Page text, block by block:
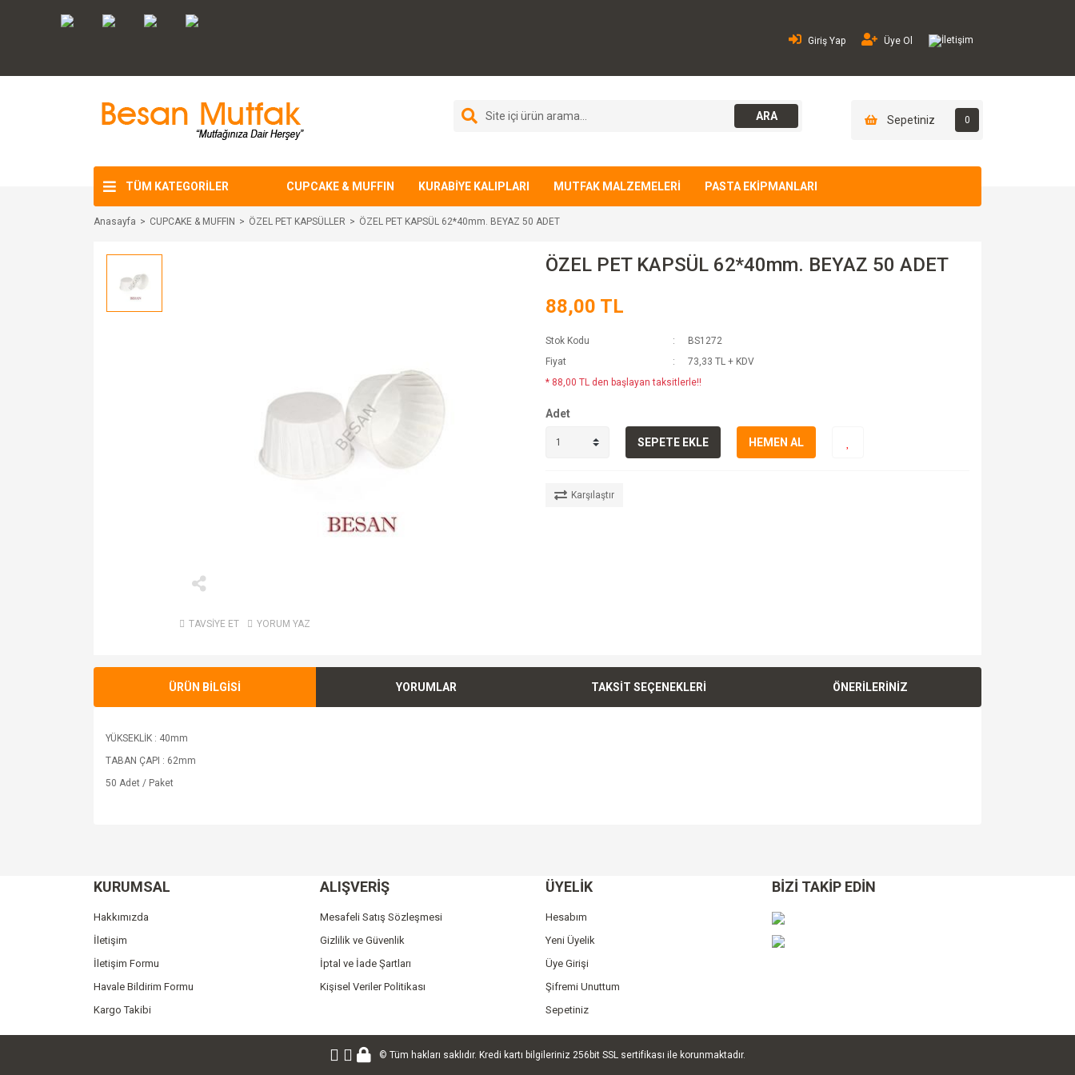
Giriş Yap Üye Ol İletişim
ARA Sepetiniz 0
TÜM KATEGORİLER CUPCAKE & MUFFIN KURABİYE KALIPLARI MUTFAK MALZEMELERİ PASTA EKİPMANLARI
Anasayfa CUPCAKE & MUFFIN ÖZEL PET KAPSÜLLER ÖZEL PET KAPSÜL 62*40mm. BEYAZ 50 ADET
TAVSİYE ET YORUM YAZ
ÖZEL PET KAPSÜL 62*40mm. BEYAZ 50 ADET
88,00 TL
Stok Kodu
BS1272
Fiyat
73,33 TL + KDV
* 88,00 TL den başlayan taksitlerle!!
Adet
SEPETE EKLE HEMEN AL
Karşılaştır
ÜRÜN BİLGİSİ YORUMLAR TAKSİT SEÇENEKLERİ ÖNERİLERİNİZ
YÜKSEKLİK : 40mm
TABAN ÇAPI : 62mm
50 Adet / Paket
Ürün resmi kalitesiz, bozuk veya görüntülenemiyor.
KURUMSAL
Hakkımızda
İletişim
İletişim Formu
Havale Bildirim Formu
Kargo Takibi
ALIŞVERİŞ
Mesafeli Satış Sözleşmesi
Gizlilik ve Güvenlik
İptal ve İade Şartları
Kişisel Veriler Politikası
ÜYELİK
Hesabım
Yeni Üyelik
Üye Girişi
Şifremi Unuttum
Sepetiniz
BİZİ TAKİP EDİN
© Tüm hakları saklıdır. Kredi kartı bilgileriniz 256bit SSL sertifikası ile korunmaktadır.